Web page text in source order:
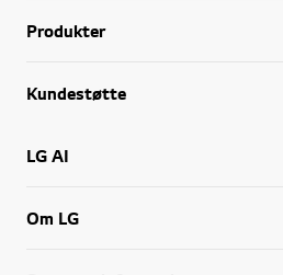
Produkter
Kundestøtte
LG AI
Om LG